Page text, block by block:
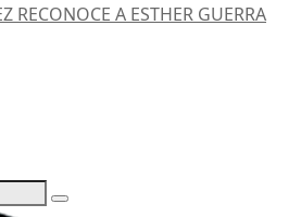
RECONOCE A ESTHER GUERRA